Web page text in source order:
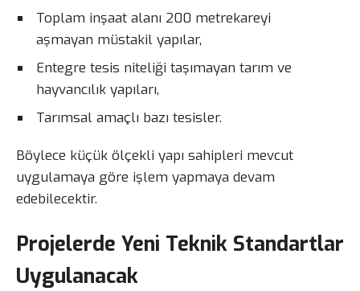
Toplam inşaat alanı 200 metrekareyi
aşmayan müstakil yapılar,
Entegre tesis niteliği taşımayan tarım ve
hayvancılık yapıları,
Tarımsal amaçlı bazı tesisler.
Böylece küçük ölçekli yapı sahipleri mevcut
uygulamaya göre işlem yapmaya devam
edebilecektir.
Projelerde Yeni Teknik Standartlar
Uygulanacak